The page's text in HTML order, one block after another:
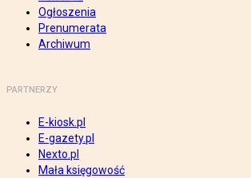
Ogłoszenia
Prenumerata
Archiwum
PARTNERZY
E-kiosk.pl
E-gazety.pl
Nexto.pl
Mała księgowość